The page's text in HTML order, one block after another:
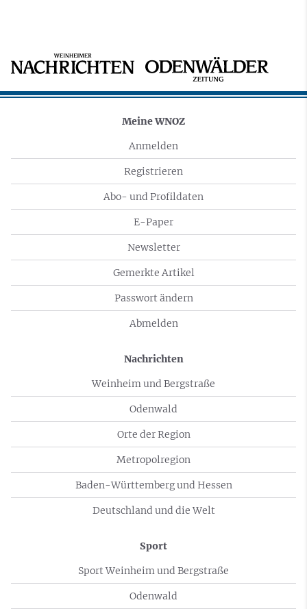
Meine WNOZ
Anmelden
Registrieren
Abo- und Profildaten
E-Paper
Newsletter
Gemerkte Artikel
Passwort ändern
Abmelden
Nachrichten
Weinheim und Bergstraße
Odenwald
Orte der Region
Metropolregion
Baden-Württemberg und Hessen
Deutschland und die Welt
Sport
Sport Weinheim und Bergstraße
Odenwald